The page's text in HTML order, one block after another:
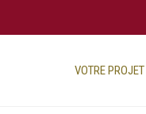
VOTRE PROJET